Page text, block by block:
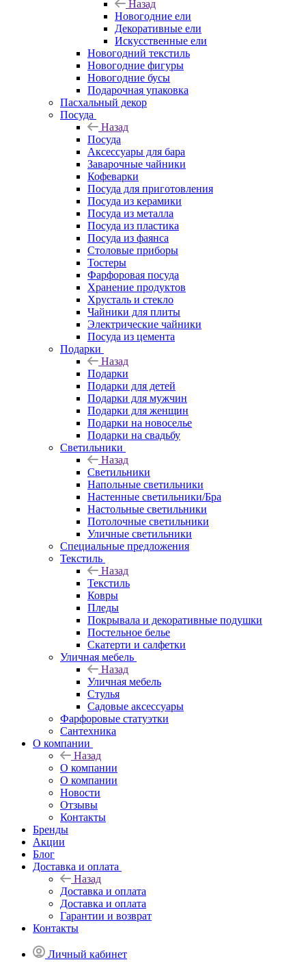
Назад
Новогодние ели
Декоративные ели
Искусственные ели
Новогодний текстиль
Новогодние фигуры
Новогодние бусы
Подарочная упаковка
Пасхальный декор
Посуда
Назад
Посуда
Аксессуары для бара
Заварочные чайники
Кофеварки
Посуда для приготовления
Посуда из керамики
Посуда из металла
Посуда из пластика
Посуда из фаянса
Столовые приборы
Тостеры
Фарфоровая посуда
Хранение продуктов
Хрусталь и стекло
Чайники для плиты
Электрические чайники
Посуда из цемента
Подарки
Назад
Подарки
Подарки для детей
Подарки для мужчин
Подарки для женщин
Подарки на новоселье
Подарки на свадьбу
Светильники
Назад
Светильники
Напольные светильники
Настенные светильники/Бра
Настольные светильники
Потолочные светильники
Уличные светильники
Специальные предложения
Текстиль
Назад
Текстиль
Ковры
Пледы
Покрывала и декоративные подушки
Постельное белье
Скатерти и салфетки
Уличная мебель
Назад
Уличная мебель
Стулья
Садовые аксессуары
Фарфоровые статуэтки
Сантехника
О компании
Назад
О компании
О компании
Новости
Отзывы
Контакты
Бренды
Акции
Блог
Доставка и оплата
Назад
Доставка и оплата
Доставка и оплата
Гарантии и возврат
Контакты
Личный кабинет